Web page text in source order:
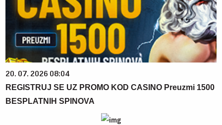
20. 07. 2026 08:04
REGISTRUJ SE UZ PROMO KOD CASINO Preuzmi 1500
BESPLATNIH SPINOVA